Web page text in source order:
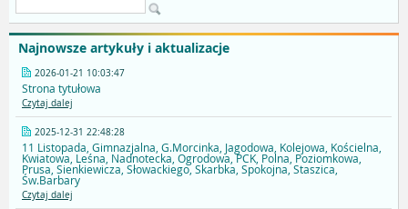
Najnowsze artykuły i aktualizacje
2026-01-21 10:03:47
Strona tytułowa
Czytaj dalej
2025-12-31 22:48:28
11 Listopada, Gimnazjalna, G.Morcinka, Jagodowa, Kolejowa, Kościelna,
Kwiatowa, Leśna, Nadnotecka, Ogrodowa, PCK, Polna, Poziomkowa,
Prusa, Sienkiewicza, Słowackiego, Skarbka, Spokojna, Staszica,
Św.Barbary
Czytaj dalej